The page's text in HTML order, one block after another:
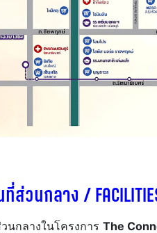
ส่วนกลาง /
นกลางในโครงการ The